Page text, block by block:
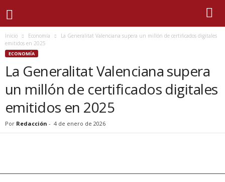
Inicio Economía
La Generalitat Valenciana supera un millón de certificados digitales
emitidos en 2025
ECONOMÍA
La Generalitat Valenciana supera
un millón de certificados digitales
emitidos en 2025
Por Redacción - 4 de enero de 2026